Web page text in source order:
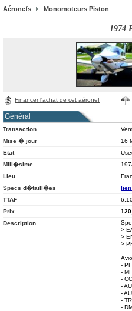
Aéronefs Monomoteurs Piston
1974
Financer l'achat de cet aéronef
Général
Transaction
Mise � jour
16
Etat
Mill�sime
Lieu
Specs d�taill�es
TTAF
Prix
Description
>
>
>
-
-
-
-
-
-
-